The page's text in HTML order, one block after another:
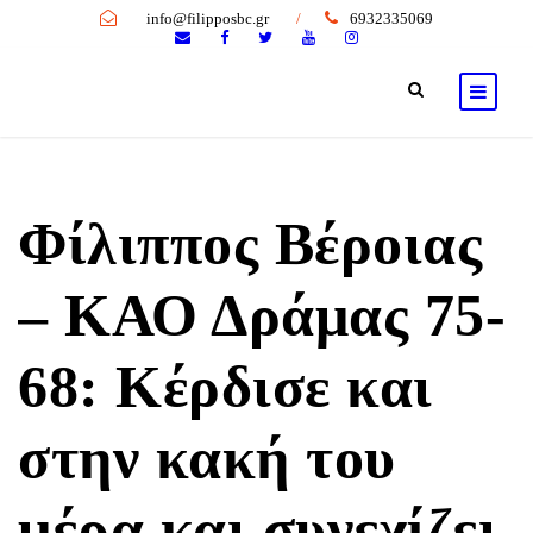
info@filipposbc.gr / 6932335069
Φίλιππος Βέροιας
– ΚΑΟ Δράμας 75-
68: Κέρδισε και
στην κακή του